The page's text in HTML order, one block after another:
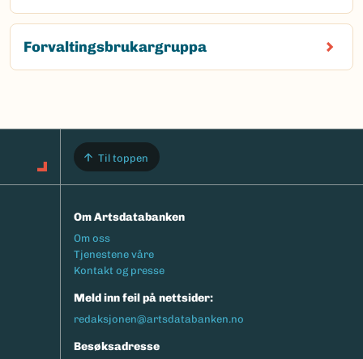
Forvaltingsbrukargruppa
Til toppen
Om Artsdatabanken
Footermeny
Om oss
Tjenestene våre
Kontakt og presse
Meld inn feil på nettsider:
redaksjonen@artsdatabanken.no
Besøksadresse